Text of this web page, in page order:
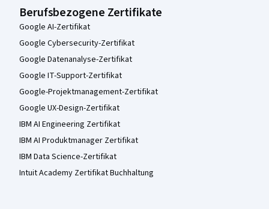
Berufsbezogene Zertifikate
Google AI-Zertifikat
Google Cybersecurity-Zertifikat
Google Datenanalyse-Zertifikat
Google IT-Support-Zertifikat
Google-Projektmanagement-Zertifikat
Google UX-Design-Zertifikat
IBM AI Engineering Zertifikat
IBM AI Produktmanager Zertifikat
IBM Data Science-Zertifikat
Intuit Academy Zertifikat Buchhaltung